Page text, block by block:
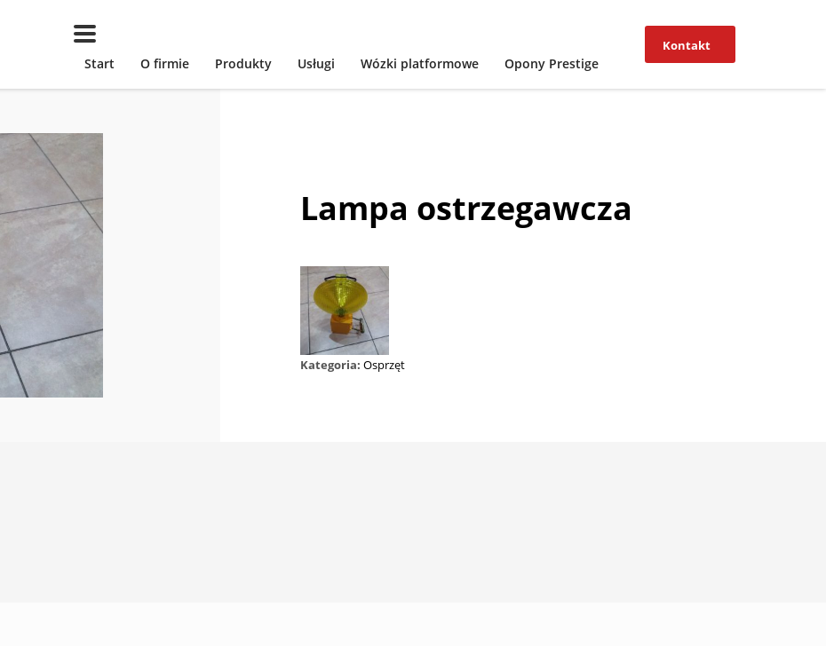
Start O firmie Produkty Usługi Wózki platformowe Opony Prestige
Kontakt
Lampa ostrzegawcza
Kategoria: Osprzęt